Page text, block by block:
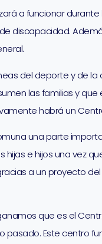
a funcionar
discapacidad.
del deporte y de
las familias y
habrá un
una parte
e hijos una vez
a un proyecto
que es el
Este centro